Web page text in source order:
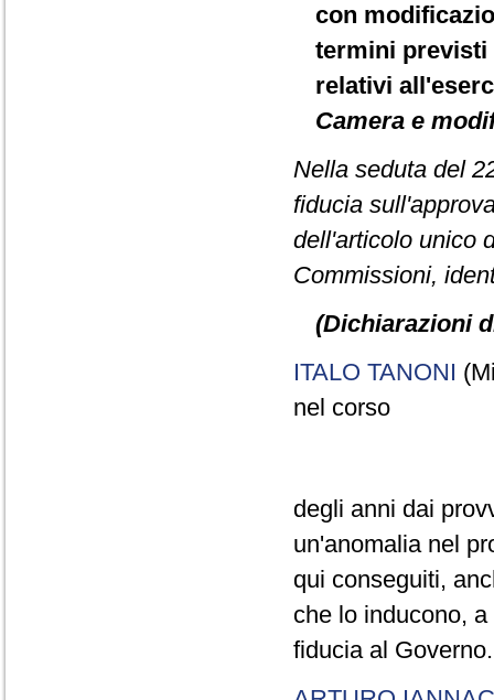
con
termini previsti
relativi
Camera e
Nella seduta del
fiducia
dell'articolo unico
Commissioni,
(Dichiarazioni
ITALO TANONI
nel corso
degli anni dai
un'anomalia nel
qui conseguiti,
che lo inducono,
fiducia al Governo.